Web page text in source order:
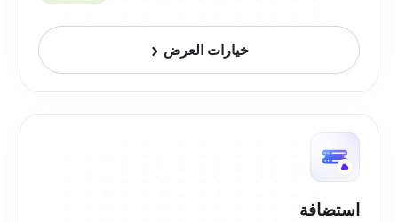
خيارات العرض
استضافة